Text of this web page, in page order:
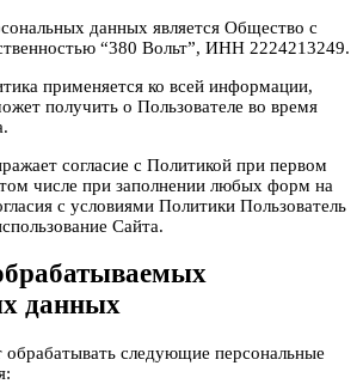
данных является Общество с
“380 Вольт”, ИНН 2224213249.
применяется ко всей информации,
получить о Пользователе во время
согласие с Политикой при первом
числе при заполнении любых форм на
с условиями Политики Пользователь
Сайта.
данных
следующие персональные